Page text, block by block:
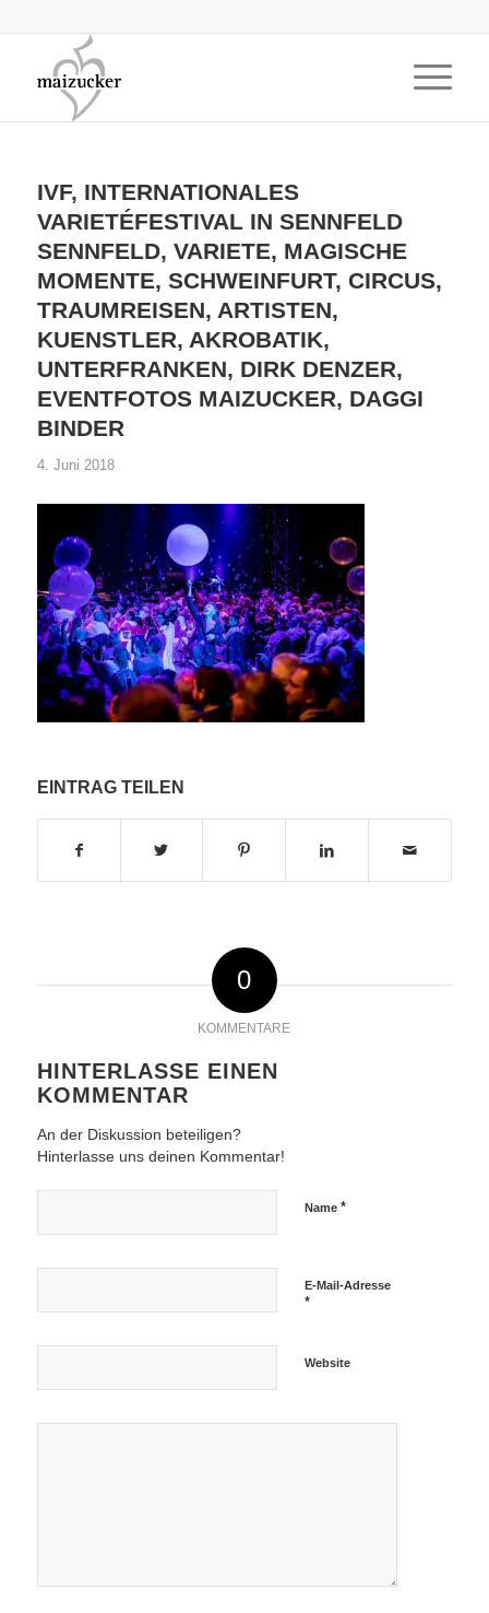
IVF, INTERNATIONALES
VARIETÉFESTIVAL IN SENNFELD
SENNFELD, VARIETE, MAGISCHE
MOMENTE, SCHWEINFURT, CIRCUS,
TRAUMREISEN, ARTISTEN,
KUENSTLER, AKROBATIK,
UNTERFRANKEN, DIRK DENZER,
EVENTFOTOS MAIZUCKER, DAGGI
BINDER
4. Juni 2018
EINTRAG TEILEN
0
KOMMENTARE
HINTERLASSE EINEN
KOMMENTAR
An der Diskussion beteiligen?
Hinterlasse uns deinen Kommentar!
Name *
E-Mail-Adresse
*
Website